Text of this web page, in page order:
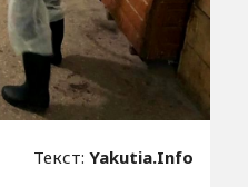
Текст:Yakutia.Info